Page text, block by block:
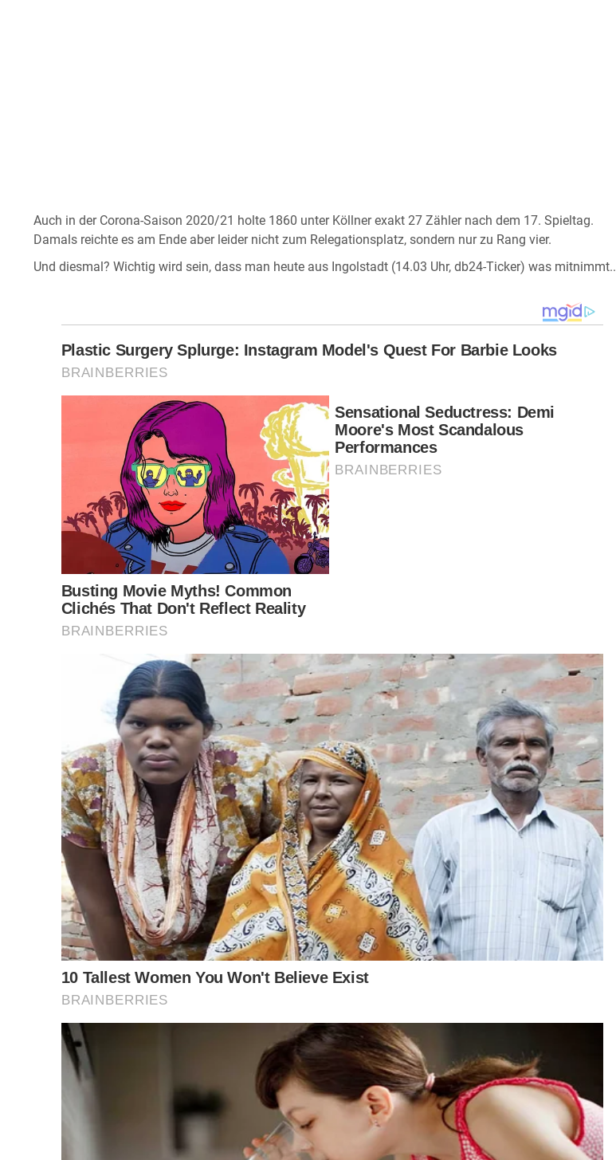
Auch in der Corona-Saison 2020/21 holte 1860 unter Köllner exakt 27 Zähler nach dem 17. Spieltag.
Damals reichte es am Ende aber leider nicht zum Relegationsplatz, sondern nur zu Rang vier.
Und diesmal? Wichtig wird sein, dass man heute aus Ingolstadt (14.03 Uhr, db24-Ticker) was mitnimmt..